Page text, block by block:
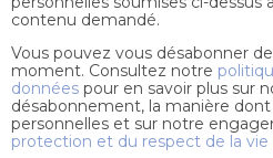
contenu demandé.
Vous pouvez vous désabonner
moment. Consultez notre
données pour en savoir plus sur
désabonnement, la manière
personnelles et sur notre
protection et du respect de la vie